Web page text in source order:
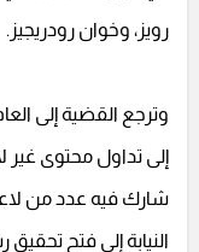
رويز، وخوان رودريجيز.
وترجع القضية إلى
إلى تداول محتوى غير
شارك فيه عدد من
النيابة إلى فتح